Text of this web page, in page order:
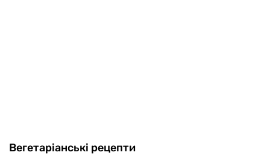
Вегетаріанські рецепти